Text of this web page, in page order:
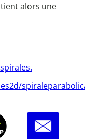
alors une